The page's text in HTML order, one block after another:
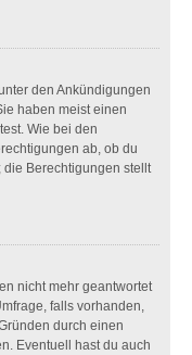
den Ankündigungen
haben meist einen
Wie bei den
ab, ob du
Berechtigungen stellt
nicht mehr geantwortet
falls vorhanden,
durch einen
Eventuell hast du auch